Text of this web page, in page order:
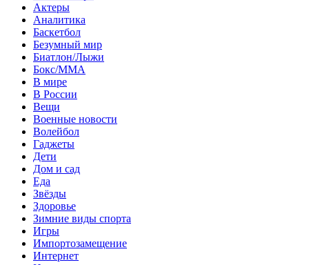
Актеры
Аналитика
Баскетбол
Безумный мир
Биатлон/Лыжи
Бокс/MMA
В мире
В России
Вещи
Военные новости
Волейбол
Гаджеты
Дети
Дом и сад
Еда
Звёзды
Здоровье
Зимние виды спорта
Игры
Импортозамещение
Интернет